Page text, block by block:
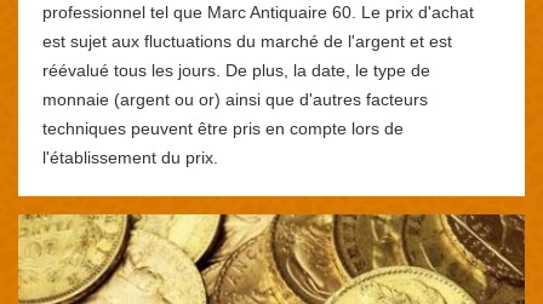
professionnel tel que Marc Antiquaire 60. Le prix d'achat
est sujet aux fluctuations du marché de l'argent et est
réévalué tous les jours. De plus, la date, le type de
monnaie (argent ou or) ainsi que d'autres facteurs
techniques peuvent être pris en compte lors de
l'établissement du prix.